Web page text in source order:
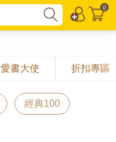
0
愛書大使 折扣專區
經典100